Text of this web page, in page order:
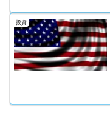
投資